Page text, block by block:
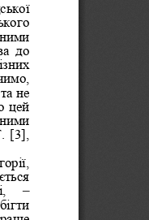
до
не
цей
[3],
–